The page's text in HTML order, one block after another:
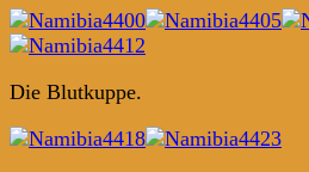
Die Blutkuppe.